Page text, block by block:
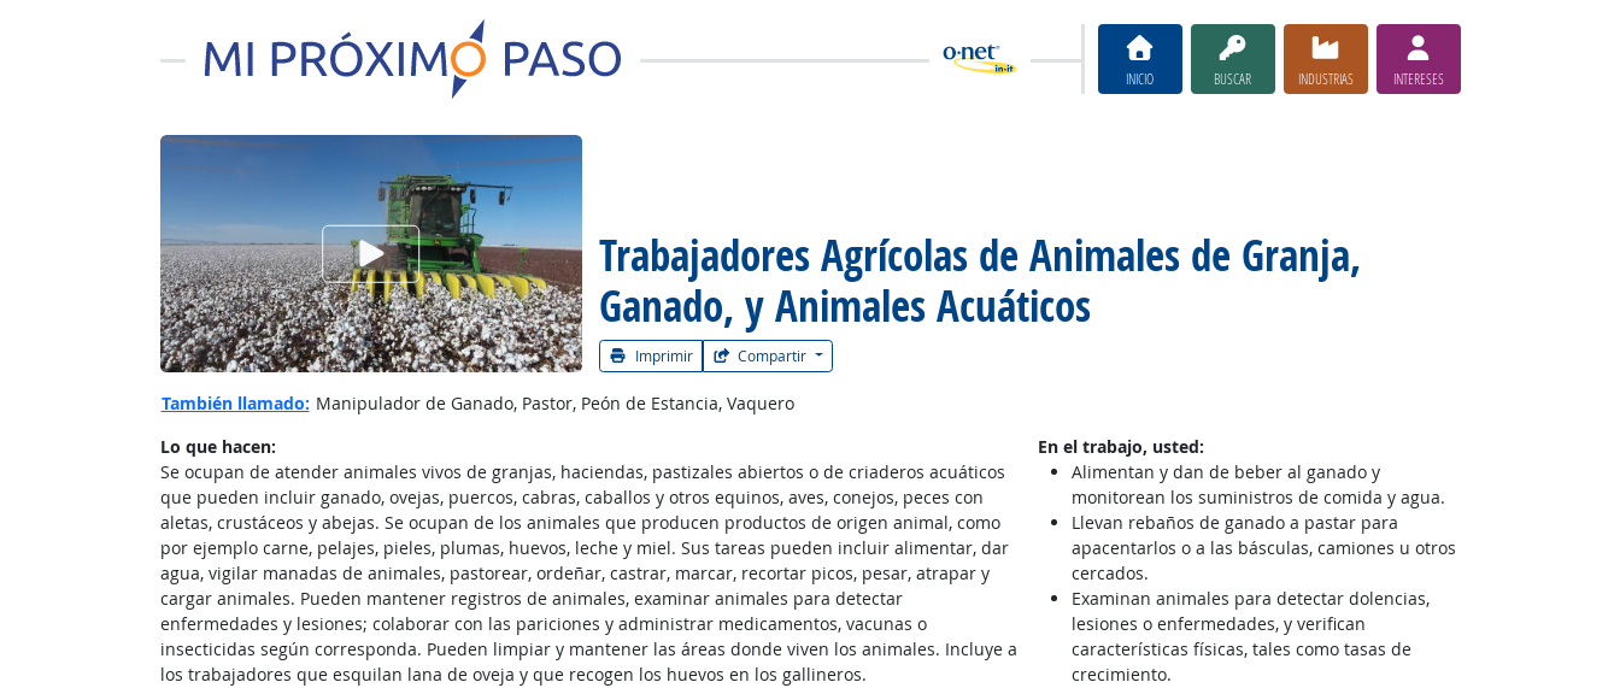
INICIO BUSCAR INDUSTRIAS INTERESES
Trabajadores Agrícolas de Animales de Granja,
Ganado, y Animales Acuáticos
Imprimir Compartir
Ver el vίdeo de la carrera
También llamado: Manipulador de Ganado, Pastor, Peón de Estancia, Vaquero
Lo que hacen:
Se ocupan de atender animales vivos de granjas, haciendas, pastizales abiertos o de criaderos acuáticos
que pueden incluir ganado, ovejas, puercos, cabras, caballos y otros equinos, aves, conejos, peces con
aletas, crustáceos y abejas. Se ocupan de los animales que producen productos de origen animal, como
por ejemplo carne, pelajes, pieles, plumas, huevos, leche y miel. Sus tareas pueden incluir alimentar, dar
agua, vigilar manadas de animales, pastorear, ordeñar, castrar, marcar, recortar picos, pesar, atrapar y
cargar animales. Pueden mantener registros de animales, examinar animales para detectar
enfermedades y lesiones; colaborar con las pariciones y administrar medicamentos, vacunas o
insecticidas según corresponda. Pueden limpiar y mantener las áreas donde viven los animales. Incluye a
los trabajadores que esquilan lana de oveja y que recogen los huevos en los gallineros.
En el trabajo, usted:
Alimentan y dan de beber al ganado y
monitorean los suministros de comida y agua.
Llevan rebaños de ganado a pastar para
apacentarlos o a las básculas, camiones u otros
cercados.
Examinan animales para detectar dolencias,
lesiones o enfermedades, y verifican
características físicas, tales como tasas de
crecimiento.